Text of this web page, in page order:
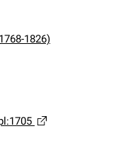
1826)